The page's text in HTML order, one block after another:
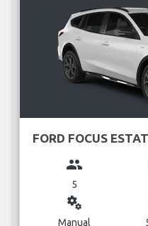
FORD FOCUS
group
5
miscellaneous_services
Manual